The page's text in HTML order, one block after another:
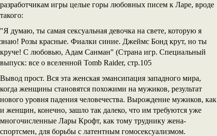
разработчикам игры целые горы любовных писем к Ларе, вроде
такого:
"Я думаю, ты самая сексуальная девочка на свете, которую я
знаю! Розы красные. Фиалки синие. Джеймс Бонд крут, но ты
круче! С любовью, Адам Санман" (Страна игр. Специальный
выпуск: все о вселенной Tomb Raider, стр.105
Вывод прост. Вся эта женская эмансипация западного мира,
когда женщины становятся похожими на мужиков, результат
нового уровня падения человечества. Вырождение мужиков, как
и женщин, конечно, зашло так далеко, что им требуются уже
многочисленные Лары Крофт, как тому труднику жена-
спортсмен, для борьбы с латентным гомосексуализмом.